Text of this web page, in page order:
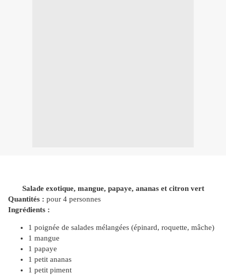
Salade exotique, mangue, papaye, ananas et citron vert
Quantités : pour 4 personnes
Ingrédients :
1 poignée de salades mélangées (épinard, roquette, mâche)
1 mangue
1 papaye
1 petit ananas
1 petit piment